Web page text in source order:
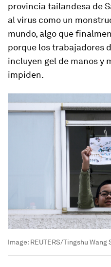
provincia tailandesa de
al virus como un
mundo, algo que
porque los trabajadores
incluyen gel de manos y
impiden.
Image: REUTERS/Tingshu Wang